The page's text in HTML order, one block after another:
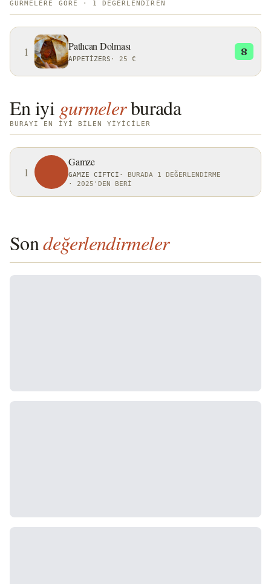
GURMELERE GÖRE · 1 DEĞERLENDIREN
1 Patlıcan Dolması
APPETIZERS · 25 €
8
En iyi gurmelerburada
BURAYI EN IYI BILEN YIYICILER
1
Gamze
GAMZE CIFTCI · BURADA 1 DEĞERLENDIRME
· 2025'DEN BERI
Sondeğerlendirmeler